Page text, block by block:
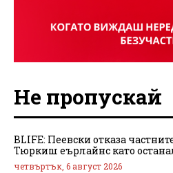
Не пропускай
BLIFE: Пеевски отказа
Тюркиш еърлайнс като
четвъртък, 6 август 2026